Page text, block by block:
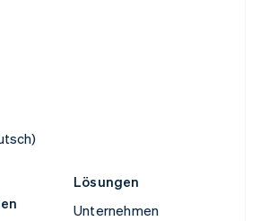
Lösungen
Unternehmen